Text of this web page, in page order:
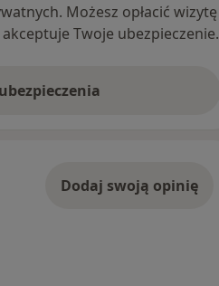
Możesz opłacić wizytę
Twoje ubezpieczenie.
Dodaj swoją opinię